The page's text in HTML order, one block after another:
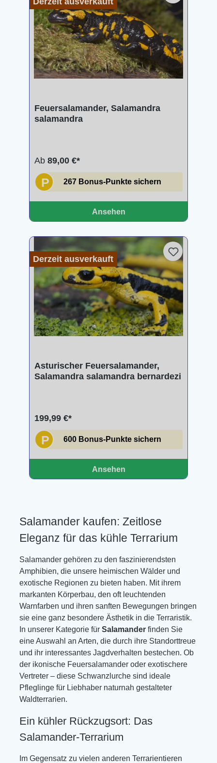
Feuersalamander, Salamandra
salamandra
Ab 89,00 €*
P 267 Bonus-Punkte sichern
Ansehen
Derzeit ausverkauft
Asturischer Feuersalamander,
Salamandra salamandra bernardezi
199,99 €*
P 600 Bonus-Punkte sichern
Ansehen
Salamander kaufen: Zeitlose
Eleganz für das kühle Terrarium
Salamander gehören zu den faszinierendsten
Amphibien, die unsere heimischen Wälder und
exotische Regionen zu bieten haben. Mit ihrem
markanten Körperbau, den oft leuchtenden
Warnfarben und ihren sanften Bewegungen bringen
sie eine ganz besondere Ästhetik in die Terraristik.
In unserer Kategorie für Salamander finden Sie
eine Auswahl an Arten, die durch ihre Standorttreue
und ihr interessantes Jagdverhalten bestechen. Ob
der ikonische Feuersalamander oder exotischere
Vertreter – diese Schwanzlurche sind ideale
Pfleglinge für Liebhaber naturnah gestalteter
Waldterrarien.
Ein kühler Rückzugsort: Das
Salamander-Terrarium
Im Gegensatz zu vielen anderen Terrarientieren